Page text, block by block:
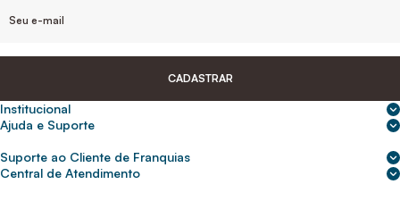
CADASTRAR
Institucional
Sobre nós
Para empresas
Ajuda e Suporte
Frete e entrega
Suporte ao Cliente de Franquias
2ª Via de Boletos - Crédito ABC
Central de Atendimento